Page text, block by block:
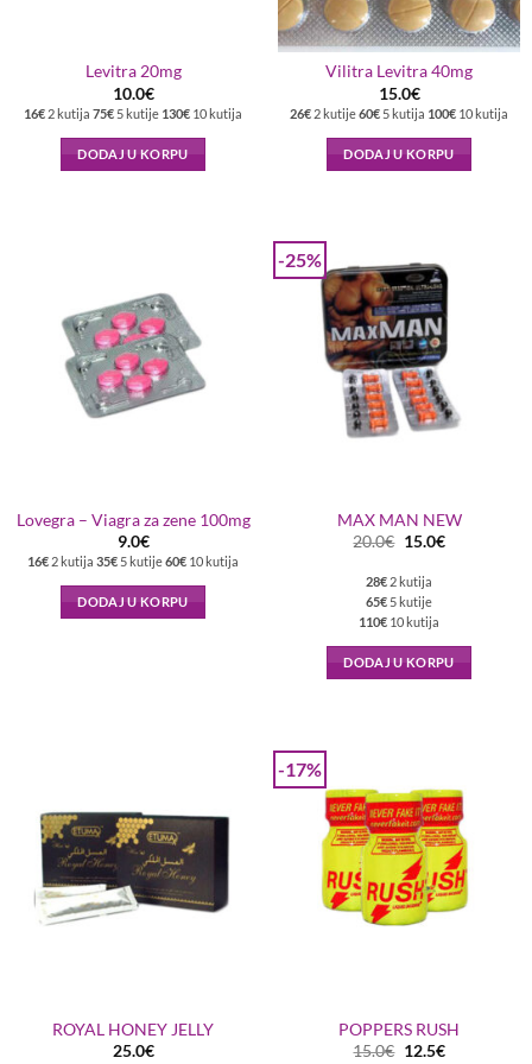
Levitra 20mg
10.0€
16€ 2 kutija 75€ 5 kutije 130€ 10 kutija
DODAJ U KORPU
Vilitra Levitra 40mg
15.0€
26€ 2 kutije60€ 5 kutija 100€ 10 kutija
DODAJ U KORPU
Lovegra – Viagra za zene 100mg
9.0€
16€ 2 kutija 35€ 5 kutije60€ 10 kutija
DODAJ U KORPU
-25%
MAX MAN NEW
20.0€ Originalna
bila:
20.0€.
15.0€Trenutna
28€ 2 kutija
65€ 5 kutije
110€ 10 kutija
DODAJ U KORPU
ROYAL HONEY JELLY
25.0€
-17%
POPPERS RUSH
15.0€ Originalna
12.5€Trenutna